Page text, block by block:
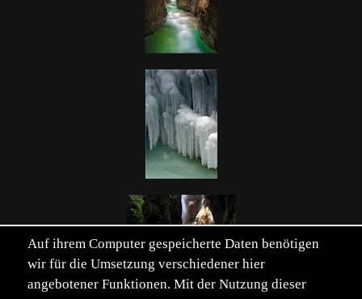
Auf ihrem Computer gespeicherte Daten benötigen
wir für die Umsetzung verschiedener hier
angebotener Funktionen. Mit der Nutzung dieser